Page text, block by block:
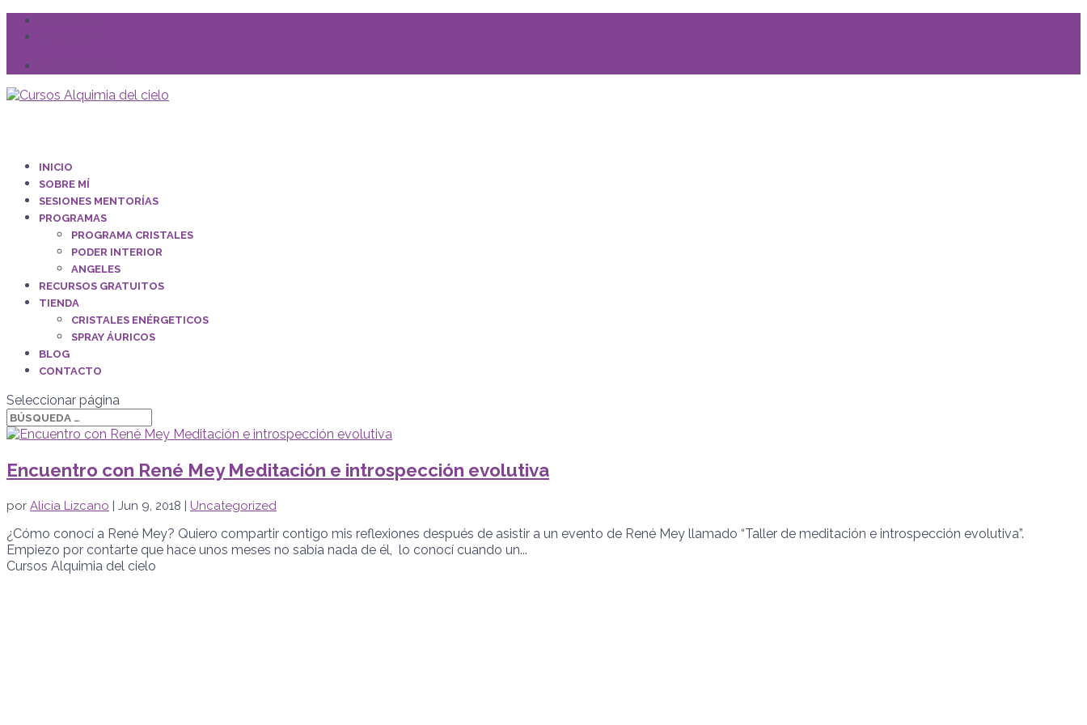
INICIO
SOBRE MÍ
SESIONES MENTORÍAS
PROGRAMAS
PROGRAMA CRISTALES
PODER INTERIOR
ANGELES
RECURSOS GRATUITOS
TIENDA
CRISTALES ENÉRGETICOS
SPRAY ÁURICOS
BLOG
CONTACTO
Seleccionar página
Encuentro con René Mey Meditación e introspección evolutiva
por Alicia Lizcano Jun 9, 2018 Uncategorized
¿Cómo conocí a René Mey? Quiero compartir contigo mis reflexiones después de asistir a un evento de René Mey llamado “Taller de meditación e introspección evolutiva”.
Empiezo por contarte que hace unos meses no sabía nada de él, lo conocí cuando un...
Cursos Alquimia del cielo